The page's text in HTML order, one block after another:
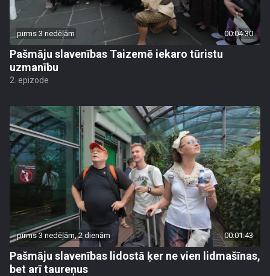
pirms 3 nedēļām 00:04:30
Pašmāju slavenības Taizemē iekaro tūristu
uzmanību
2. epizode
pirms 3 nedēļām, 2 dienām 00:01:43
Pašmāju slavenības lidostā ķer ne vien lidmašīnas,
bet arī taureņus